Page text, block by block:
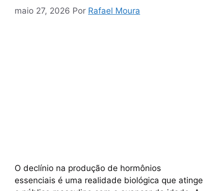
maio 27, 2026 Por Rafael Moura
O declínio na produção de hormônios
essenciais é uma realidade biológica que atinge